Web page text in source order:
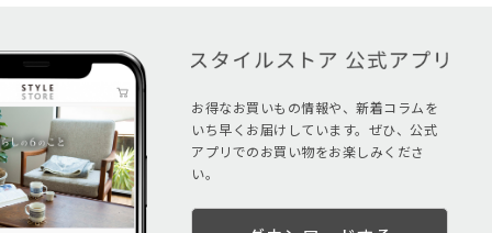
お得なお買いもの情報や、新着コラムを
いち早くお届けしています。ぜひ、公式
アプリでのお買い物をお楽しみくださ
い。